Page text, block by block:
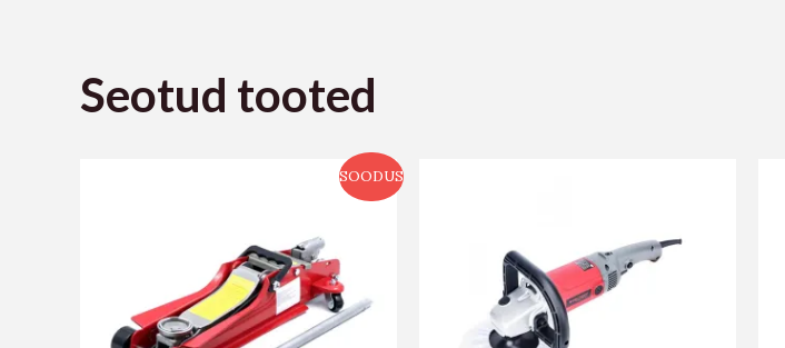
Seotud tooted
SOODUS